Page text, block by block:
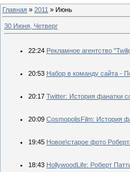
Главная » 2011 » Июнь
30 Июня, Четверг
22:24 Рекламное агентство
20:53 Набор в команду сайта -
20:17 Twitter: История фанатки
20:09 CosmopolisFilm: История
19:45 Новое\старое фото
18:43 HollywoodLife: Роберт